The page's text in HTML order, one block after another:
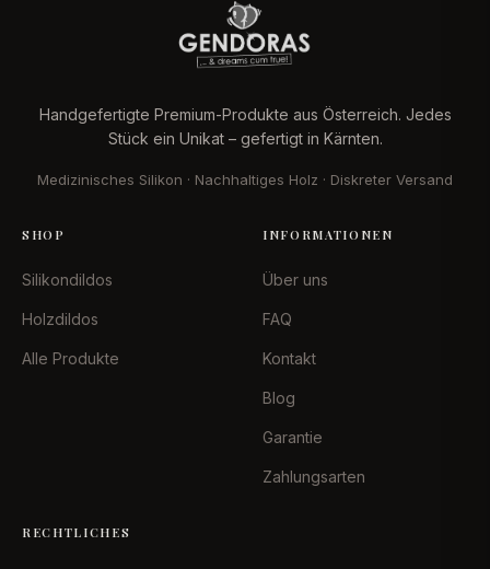
Handgefertigte Premium-Produkte aus Österreich. Jedes
Stück ein Unikat – gefertigt in Kärnten.
Medizinisches Silikon · Nachhaltiges Holz · Diskreter Versand
SHOP
Silikondildos
Holzdildos
Alle Produkte
INFORMATIONEN
Über uns
FAQ
Kontakt
Blog
Garantie
Zahlungsarten
RECHTLICHES